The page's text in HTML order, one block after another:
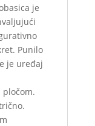
je
Punilo
je uređaj